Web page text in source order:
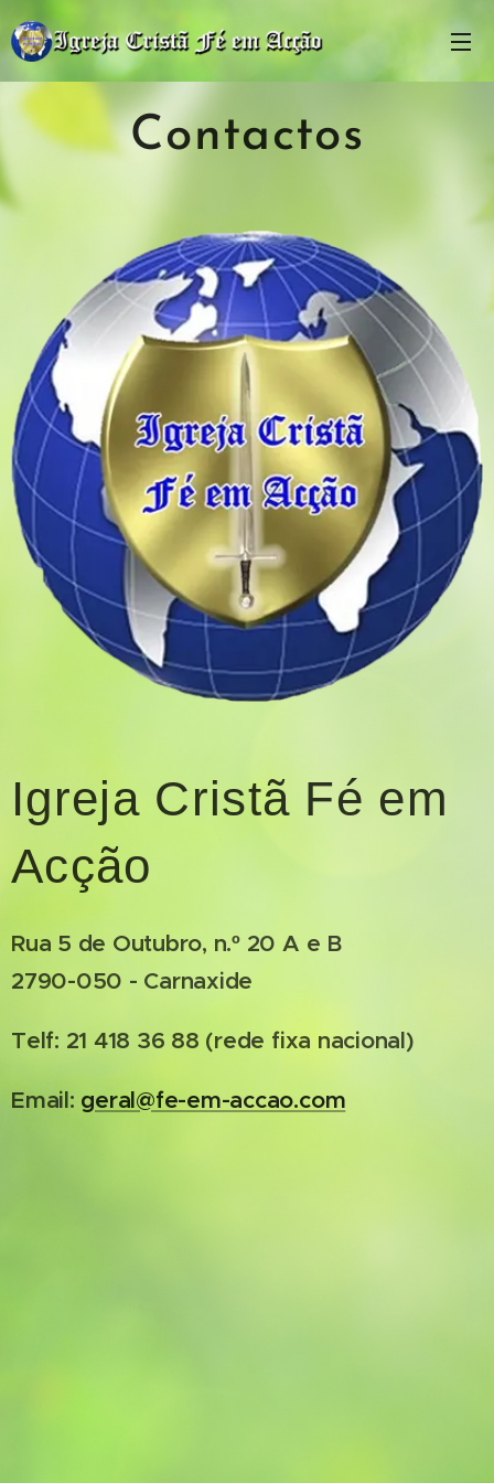
Contactos
Igreja Cristã Fé em
Acção
Rua 5 de Outubro, n.º 20 A e B
2790-050 - Carnaxide
Telf: 21 418 36 88 (rede fixa nacional)
Email: geral@fe-em-accao.com